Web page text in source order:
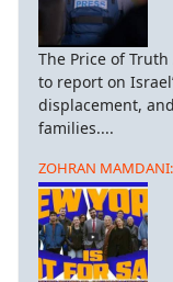
The Price of
to report on
displacement,
families....
ZOHRAN MAMDANI: